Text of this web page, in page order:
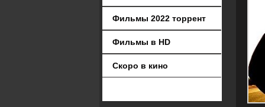
Фильмы 2022 торрент
Фильмы в HD
Скоро в кино